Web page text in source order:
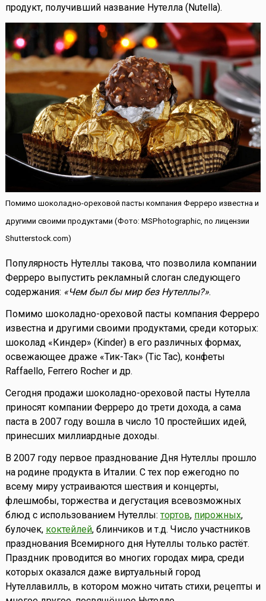
продукт, получивший название Нутелла (Nutella).
Помимо шоколадно-ореховой пасты компания Ферреро известна и
другими своими продуктами (Фото: MSPhotographic, по лицензии
Shutterstock.com)
Популярность Нутеллы такова, что позволила компании
Ферреро выпустить рекламный слоган следующего
содержания: «Чем был бы мир без Нутеллы?».
Помимо шоколадно-ореховой пасты компания Ферреро
известна и другими своими продуктами, среди которых:
шоколад «Киндер» (Kinder) в его различных формах,
освежающее драже «Тик-Так» (Tic Tac), конфеты
Raffaello, Ferrero Rocher и др.
Сегодня продажи шоколадно-ореховой пасты Нутелла
приносят компании Ферреро до трети дохода, а сама
паста в 2007 году вошла в число 10 простейших идей,
принесших миллиардные доходы.
В 2007 году первое празднование Дня Нутеллы прошло
на родине продукта в Италии. С тех пор ежегодно по
всему миру устраиваются шествия и концерты,
флешмобы, торжества и дегустация всевозможных
блюд с использованием Нутеллы: тортов, пирожных,
булочек, коктейлей, блинчиков и т.д. Число участников
празднования Всемирного дня Нутеллы только растёт.
Праздник проводится во многих городах мира, среди
которых оказался даже виртуальный город
Нутеллавилль, в котором можно читать стихи, рецепты и